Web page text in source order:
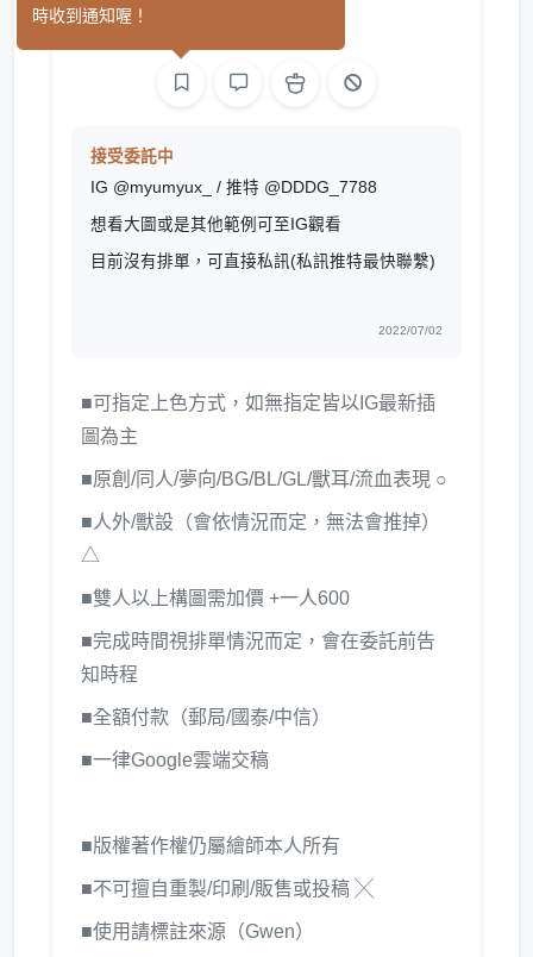
接受委託中
IG @myumyux_ / 推特 @DDDG_7788
想看大圖或是其他範例可至IG觀看
目前沒有排單，可直接私訊(私訊推特最快聯繫)
2022/07/02
■可指定上色方式，如無指定皆以IG最新插
圖為主
■原創/同人/夢向/BG/BL/GL/獸耳/流血表現 ○
■人外/獸設（會依情況而定，無法會推掉）
△
■雙人以上構圖需加價 +一人600
■完成時間視排單情況而定，會在委託前告
知時程
■全額付款（郵局/國泰/中信）
■一律Google雲端交稿
■版權著作權仍屬繪師本人所有
■不可擅自重製/印刷/販售或投稿 ╳
■使用請標註來源（Gwen）
時收到通知喔！